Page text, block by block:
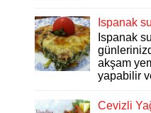
Ispanak
Ispanak
akşam
yapabilir
Cevizli